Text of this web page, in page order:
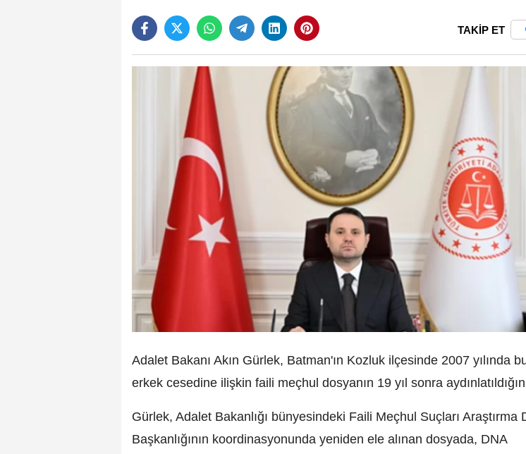
TAKİP ET
Adalet Bakanı Akın Gürlek, Batman'ın Kozluk ilçesinde 2007 yılında
erkek cesedine ilişkin faili meçhul dosyanın 19 yıl sonra
Gürlek, Adalet Bakanlığı bünyesindeki Faili Meçhul Suçları Araştırma
Başkanlığının koordinasyonunda yeniden ele alınan dosyada, DNA